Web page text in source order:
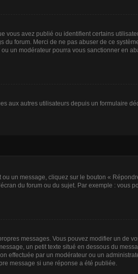
vous avez publié ou identifient certains
forum. Merci de ne pas abuser de ce
un modérateur pourra vous sanctionner en
aux autres utilisateurs depuis un formulaire
un message, cliquez sur le bouton «
du forum ou du sujet. Par exemple : vous
messages. Vous pouvez modifier un de
un petit texte situé en dessous du
effectuée par un modérateur ou un
message si une réponse a été publiée.